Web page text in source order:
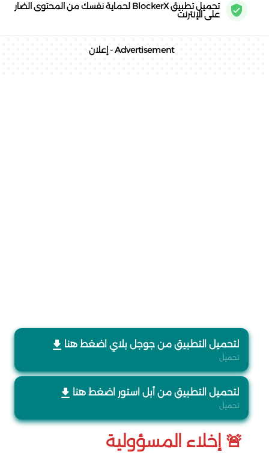
تحميل تطبيق BlockerX لحماية نفسك من المحتوى الضار
على الإنترنت
Advertisement - إعلان
لتحميل التطبيق من جوجل بلاي اضغط هنا
تحميل
لتحميل التطبيق من أبل استور اضغط هنا
تحميل
🚨 إخلاء المسؤولية